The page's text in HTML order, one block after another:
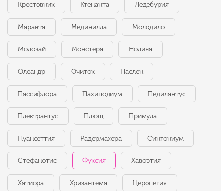
Крестовник Ктенанта Ледебурия
Маранта Мединилла Молодило
Молочай Монстера Нолина
Олеандр Очиток Паслен
Пассифлора Пахиподиум Педилантус
Плектрантус Плющ Примула
Пуансеттия Радермахера Сингониум
Стефанотис Фуксия Хавортия
Хатиора Хризантема Церопегия